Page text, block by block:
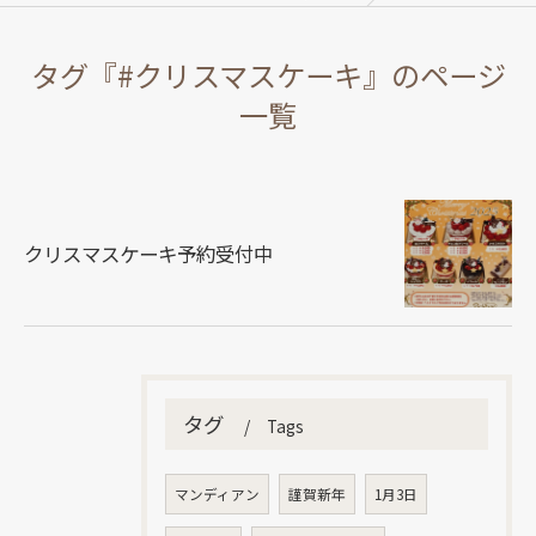
タグ『#クリスマスケーキ』のページ
一覧
クリスマスケーキ予約受付中
タグ Tags
マンディアン 謹賀新年 1月3日